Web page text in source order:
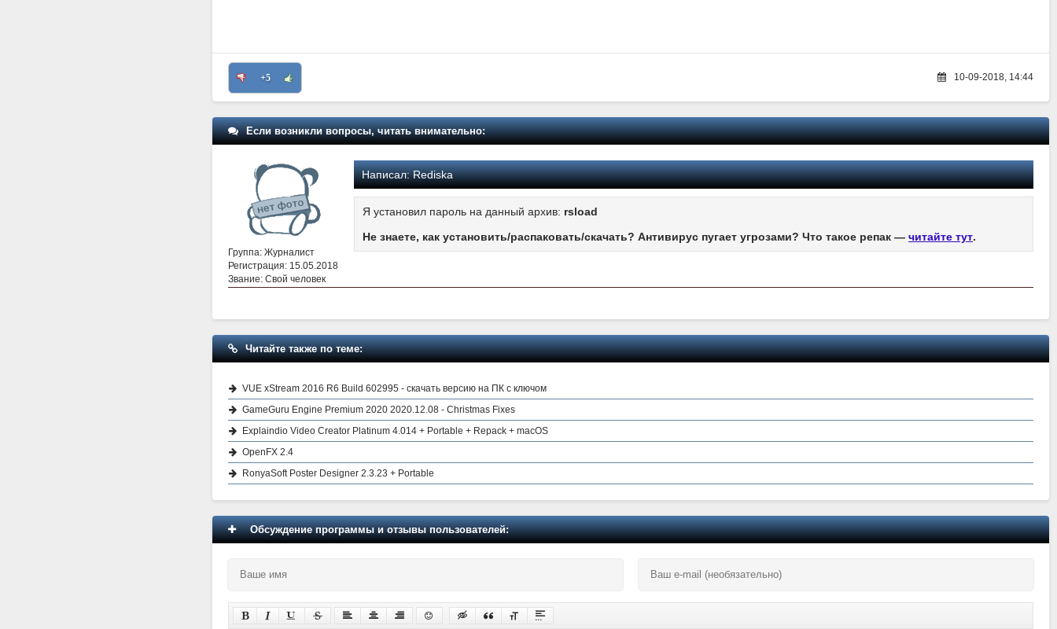
+5 10-09-2018, 14:44
Если возникли вопросы, читать внимательно:
Группа: Журналист
Регистрация: 15.05.2018
Звание: Свой человек
Написал:Rediska
Я установил пароль на данный архив: rsload
Не знаете, как установить/распаковать/скачать? Антивирус пугает угрозами? Что такое репак — читайте тут.
Читайте также по теме:
VUE xStream 2016 R6 Build 602995 - скачать версию на ПК с ключом
GameGuru Engine Premium 2020 2020.12.08 - Christmas Fixes
Explaindio Video Creator Platinum 4.014 + Portable + Repack + macOS
OpenFX 2.4
RonyaSoft Poster Designer 2.3.23 + Portable
Обсуждение программы и отзывы пользователей: